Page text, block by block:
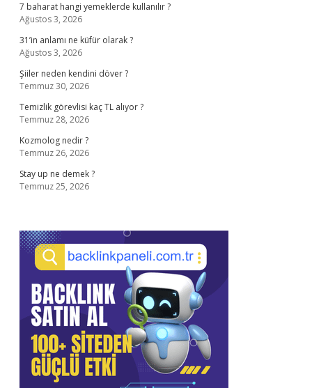
7 baharat hangi yemeklerde kullanılır ?
Ağustos 3, 2026
31’in anlamı ne küfür olarak ?
Ağustos 3, 2026
Şiiler neden kendini döver ?
Temmuz 30, 2026
Temizlik görevlisi kaç TL alıyor ?
Temmuz 28, 2026
Kozmolog nedir ?
Temmuz 26, 2026
Stay up ne demek ?
Temmuz 25, 2026